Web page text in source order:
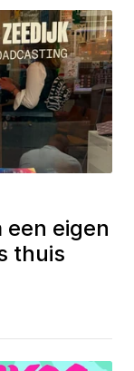
eigen
thuis